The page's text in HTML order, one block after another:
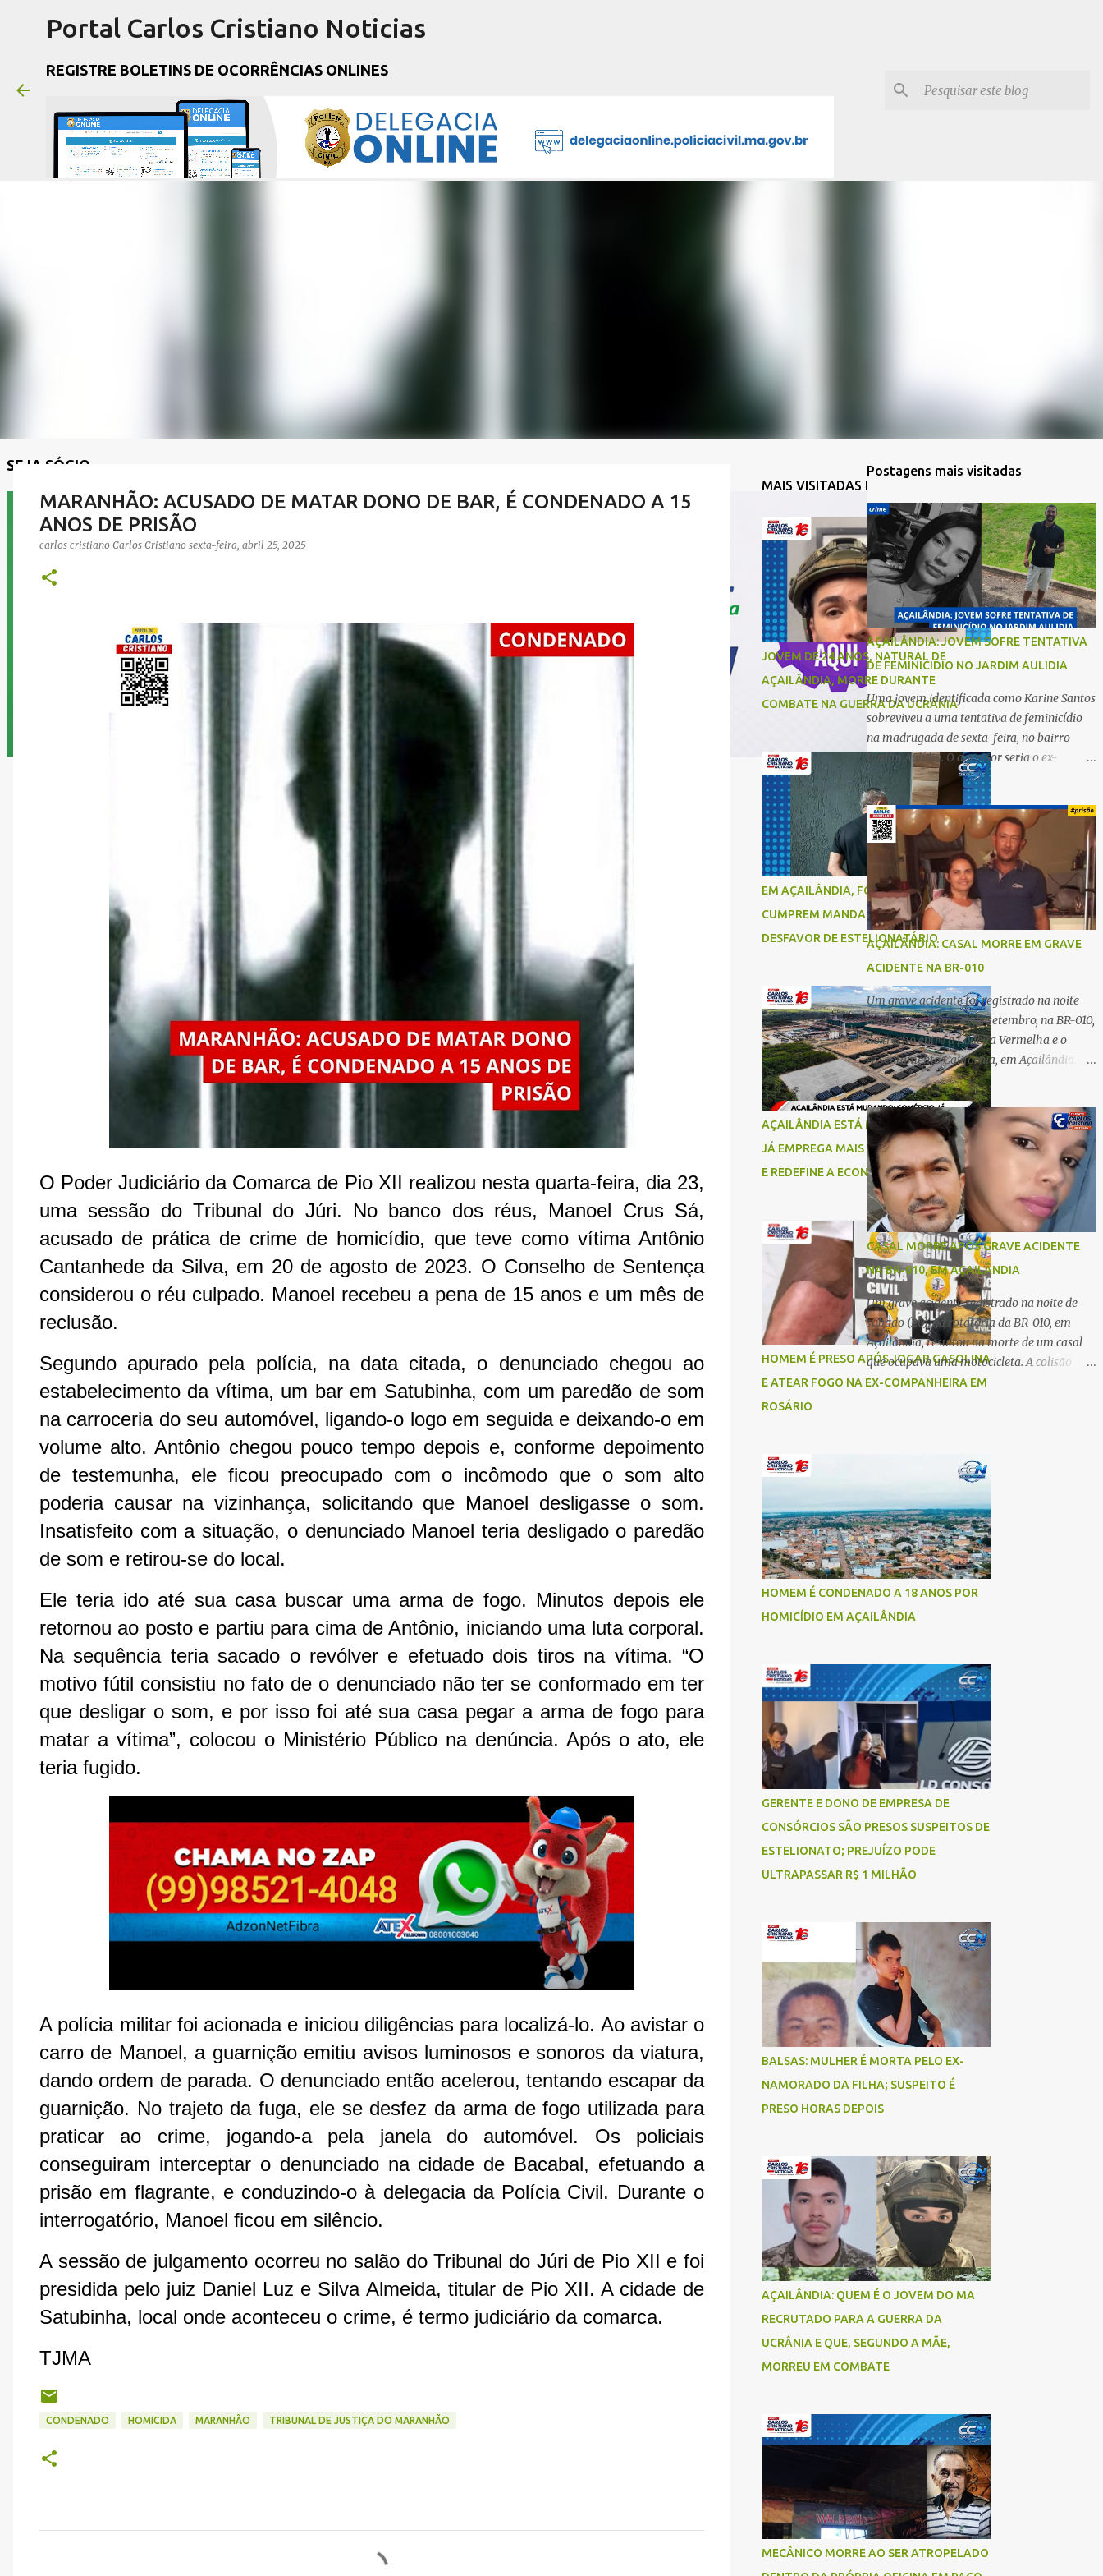
Portal Carlos Cristiano Noticias
REGISTRE BOLETINS DE OCORRÊNCIAS ONLINES
SEJA SÓCIO
MARANHÃO: ACUSADO DE MATAR DONO DE BAR, É CONDENADO A 15
ANOS DE PRISÃO
carlos cristiano Carlos Cristiano sexta-feira, abril 25, 2025
O Poder Judiciário da Comarca de Pio XII realizou nesta quarta-feira, dia 23,
uma sessão do Tribunal do Júri. No banco dos réus, Manoel Crus Sá,
acusado de prática de crime de homicídio, que teve como vítima Antônio
Cantanhede da Silva, em 20 de agosto de 2023. O Conselho de Sentença
considerou o réu culpado. Manoel recebeu a pena de 15 anos e um mês de
reclusão.
Segundo apurado pela polícia, na data citada, o denunciado chegou ao
estabelecimento da vítima, um bar em Satubinha, com um paredão de som
na carroceria do seu automóvel, ligando-o logo em seguida e deixando-o em
volume alto. Antônio chegou pouco tempo depois e, conforme depoimento
de testemunha, ele ficou preocupado com o incômodo que o som alto
poderia causar na vizinhança, solicitando que Manoel desligasse o som.
Insatisfeito com a situação, o denunciado Manoel teria desligado o paredão
de som e retirou-se do local.
Ele teria ido até sua casa buscar uma arma de fogo. Minutos depois ele
retornou ao posto e partiu para cima de Antônio, iniciando uma luta corporal.
Na sequência teria sacado o revólver e efetuado dois tiros na vítima. “O
motivo fútil consistiu no fato de o denunciado não ter se conformado em ter
que desligar o som, e por isso foi até sua casa pegar a arma de fogo para
matar a vítima”, colocou o Ministério Público na denúncia. Após o ato, ele
teria fugido.
A polícia militar foi acionada e iniciou diligências para localizá-lo. Ao avistar o
carro de Manoel, a guarnição emitiu avisos luminosos e sonoros da viatura,
dando ordem de parada. O denunciado então acelerou, tentando escapar da
guarnição. No trajeto da fuga, ele se desfez da arma de fogo utilizada para
praticar ao crime, jogando-a pela janela do automóvel. Os policiais
conseguiram interceptar o denunciado na cidade de Bacabal, efetuando a
prisão em flagrante, e conduzindo-o à delegacia da Polícia Civil. Durante o
interrogatório, Manoel ficou em silêncio.
A sessão de julgamento ocorreu no salão do Tribunal do Júri de Pio XII e foi
presidida pelo juiz Daniel Luz e Silva Almeida, titular de Pio XII. A cidade de
Satubinha, local onde aconteceu o crime, é termo judiciário da comarca.
TJMA
CONDENADO HOMICIDA MARANHÃO TRIBUNAL DE JUSTIÇA DO MARANHÃO
MAIS VISITADAS DA SEMANA
JOVEM DE 24 ANOS, NATURAL DE
AÇAILÂNDIA, MORRE DURANTE
COMBATE NA GUERRA DA UCRÂNIA
EM AÇAILÂNDIA, FORÇAS DE SEGURANÇA
CUMPREM MANDADO DE PRISÃO EM
DESFAVOR DE ESTELIONATÁRIO
AÇAILÂNDIA ESTÁ MUDANDO: COMÉRCIO
JÁ EMPREGA MAIS DO QUE A INDÚSTRIA
E REDEFINE A ECONOMIA DO MUNICÍPIO
HOMEM É PRESO APÓS JOGAR GASOLINA
E ATEAR FOGO NA EX-COMPANHEIRA EM
ROSÁRIO
HOMEM É CONDENADO A 18 ANOS POR
HOMICÍDIO EM AÇAILÂNDIA
GERENTE E DONO DE EMPRESA DE
CONSÓRCIOS SÃO PRESOS SUSPEITOS DE
ESTELIONATO; PREJUÍZO PODE
ULTRAPASSAR R$ 1 MILHÃO
BALSAS: MULHER É MORTA PELO EX-
NAMORADO DA FILHA; SUSPEITO É
PRESO HORAS DEPOIS
AÇAILÂNDIA: QUEM É O JOVEM DO MA
RECRUTADO PARA A GUERRA DA
UCRÂNIA E QUE, SEGUNDO A MÃE,
MORREU EM COMBATE
MECÂNICO MORRE AO SER ATROPELADO
Postagens mais visitadas
AÇAILÂNDIA: JOVEM SOFRE TENTATIVA
DE FEMINICIDIO NO JARDIM AULIDIA
Uma jovem identificada como Karine Santos
sobreviveu a uma tentativa de feminicídio
na madrugada de sexta-feira, no bairro
Jardim Aulídia. O agressor seria o ex-
companheiro, com quem manteve um
relacionamento de quase três anos e com
quem tem uma filha. Segundo Karine,
durante todo o dia anterior, o suspeito
enviou mensagens insistindo para reatar o
relacionamento, mas ela deixou claro que
não queria. Naquela noite, a vítima recebeu
o convite de um amigo para ir a uma festa.
Ao chegar ao local, percebeu que o ex
também estava presente, mas permaneceu
tranquila durante todo o evento. O ataque
aconteceu quando Karine retornava para
casa, por volta das 5h40 da manhã.
“Quando cheguei, ele estava escondido.
Assim que me viu, entrou no carro e
começou a me atacar com uma faca,
atingindo também o rapaz que estava
comigo”, relatou. Após a agressão, Karine
recebeu atendimento médico e passa bem,
estando fora de perigo. A jovem também
registrou boletim de ocorrência contra o ex-
companheiro. Mesm...
AÇAILÂNDIA: CASAL MORRE EM GRAVE
ACIDENTE NA BR-010
Um grave acidente foi registrado na noite
desta terça-feira, 30 de setembro, na BR-010,
no trecho entre a Ladeira Vermelha e o
Assentamento Califórnia, em Açailândia. De
acordo com informações apuradas, as
vítimas eram um casal residente em
Imperatriz. Eles haviam vindo até o bairro
Plano da Serra, em Açailândia, para visitar
familiares e estavam a caminho de casa
quando ocorreu a tragédia. O acidente
envolveu uma motocicleta e um caminhão
caçamba. Com o impacto da colisão, o casal
não resistiu aos ferimentos e veio a óbito
ainda no local. As vítimas foram
identificadas como Carmem Rejane e
Ronaldo de Jesus. Equipes de socorro foram
acionadas, mas nada puderam fazer além
de constatar os óbitos. A Polícia Rodoviária
Federal (PRF) esteve no local para controlar
o tráfego e coletar informações que devem
CASAL MORRE APÓS GRAVE ACIDENTE
NA BR-010, EM AÇAILÂNDIA
Um grave acidente registrado na noite de
sábado (20), na rotatória da BR-010, em
Açailândia, resultou na morte de um casal
que ocupava uma motocicleta. A colisão
envolveu uma moto e um carro. De acordo
A passageira da moto chegou a ser
socorrida com vida e encaminhada para
atendimento médico, mas infelizmente não
resistiu aos ferimentos e veio a óbito. Uma
das vítimas foi identificada como Gleiciane,
moradora do bairro Jacu. Até o momento, o
condutor da motocicleta foi identificado
como Julimar Lucena, iria fazer 37 anos no
próximo dia 28 de junho. De acordo com
Testemunhas relataram que, após a suposta
discussão, o condutor da motocicleta teria
invadido a contramão e colidido
frontalmente com um carro. As
circunstâncias do acidente deverão ser
apuradas pelas autoridades competentes. ...